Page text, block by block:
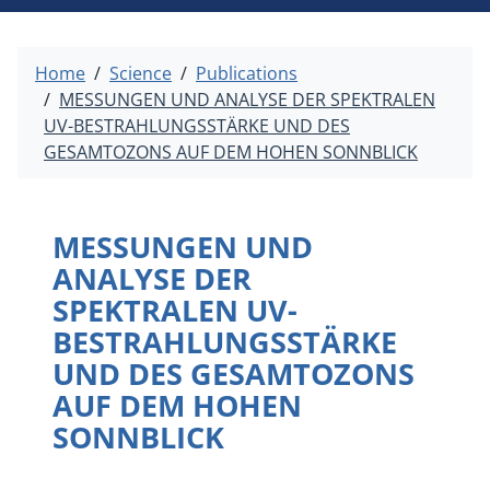
Home Science
Publications
MESSUNGEN UND ANALYSE DER SPEKTRALEN
UV-BESTRAHLUNGSSTÄRKE UND DES
GESAMTOZONS AUF DEM HOHEN SONNBLICK
MESSUNGEN UND
ANALYSE DER
SPEKTRALEN UV-
BESTRAHLUNGSSTÄRKE
UND DES GESAMTOZONS
AUF DEM HOHEN
SONNBLICK